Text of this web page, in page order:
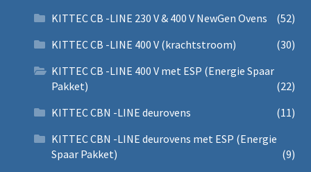
KITTEC CB -LINE 230 V & 400 V NewGen Ovens
(52)
KITTEC CB -LINE 400 V (krachtstroom)
(30)
KITTEC CB -LINE 400 V met ESP (Energie Spaar
Pakket)
(22)
KITTEC CBN -LINE deurovens
(11)
KITTEC CBN -LINE deurovens met ESP (Energie
Spaar Pakket)
(9)